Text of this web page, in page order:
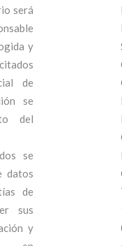
será
y
de
se
del
se
datos
de
sus
y